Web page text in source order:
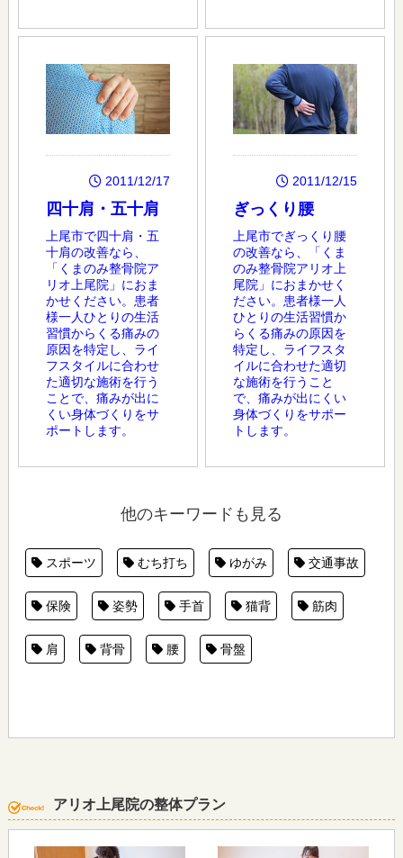
2011/12/17
四十肩・五十肩
上尾市で四十肩・五
十肩の改善なら、
「くまのみ整骨院ア
リオ上尾院」におま
かせください。患者
様一人ひとりの生活
習慣からくる痛みの
原因を特定し、ライ
フスタイルに合わせ
た適切な施術を行う
ことで、痛みが出に
くい身体づくりをサ
ポートします。
2011/12/15
ぎっくり腰
上尾市でぎっくり腰
の改善なら、「くま
のみ整骨院アリオ上
尾院」におまかせく
ださい。患者様一人
ひとりの生活習慣か
らくる痛みの原因を
特定し、ライフスタ
イルに合わせた適切
な施術を行うこと
で、痛みが出にくい
身体づくりをサポー
トします。
他のキーワードも見る
スポーツ むち打ち ゆがみ 交通事故
保険 姿勢 手首 猫背 筋肉
肩 背骨 腰 骨盤
アリオ上尾院の整体プラン